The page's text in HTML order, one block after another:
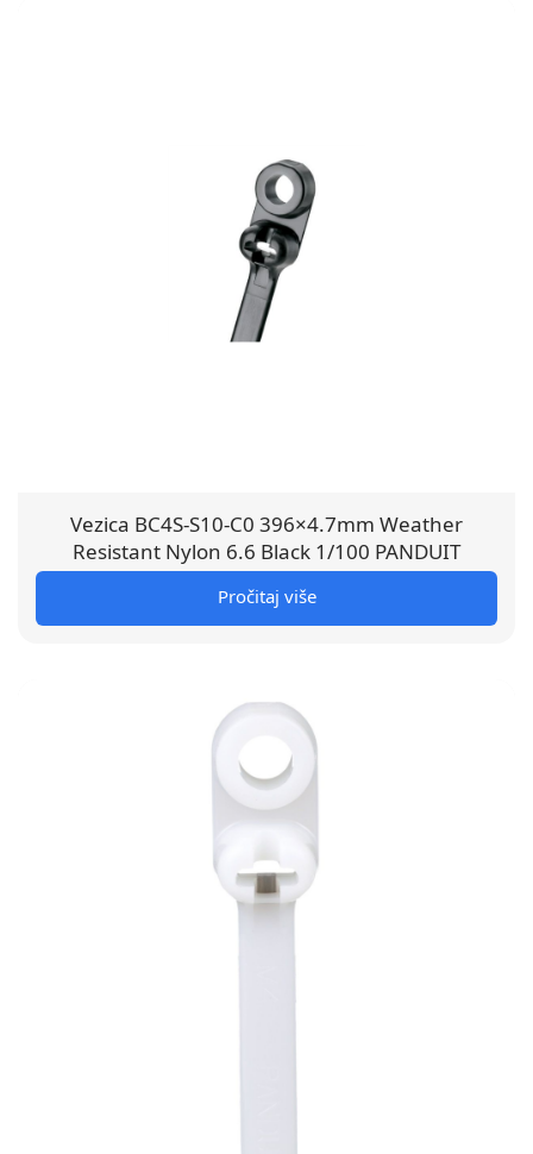
Vezica BC4S-S10-C0 396×4.7mm Weather
Resistant Nylon 6.6 Black 1/100 PANDUIT
Pročitaj više